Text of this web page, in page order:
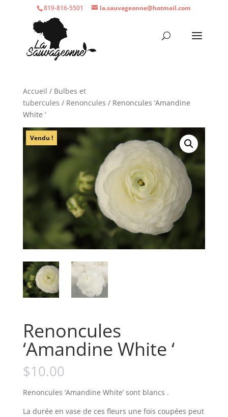
819-816-5501 la.sauvageonne@hotmail.com
Accueil / Bulbes et
tubercules / Renoncules / Renoncules ‘Amandine
White ‘
Vendu !
Renoncules
‘Amandine White ‘
$10.00
Renoncules ‘Amandine White’ sont blancs .
La durée en vase de ces fleurs une fois coupées peut